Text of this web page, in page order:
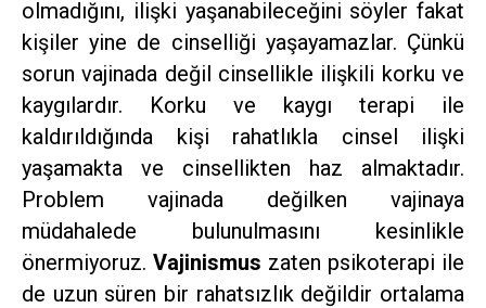
olmadığını, ilişki yaşanabileceğini söyler fakat
kişiler yine de cinselliği yaşayamazlar. Çünkü
sorun vajinada değil cinsellikle ilişkili korku ve
kaygılardır. Korku ve kaygı terapi ile
kaldırıldığında kişi rahatlıkla cinsel ilişki
yaşamakta ve cinsellikten haz almaktadır.
Problem vajinada değilken vajinaya
müdahalede bulunulmasını kesinlikle
önermiyoruz. Vajinismus zaten psikoterapi ile
de uzun süren bir rahatsızlık değildir ortalama